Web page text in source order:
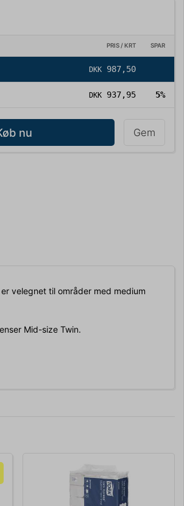
PRIS / KRT SPAR
nu Gem
DKK 987,50
DKK 937,95 5%
velegnet til områder med medium
Mid-size Twin.